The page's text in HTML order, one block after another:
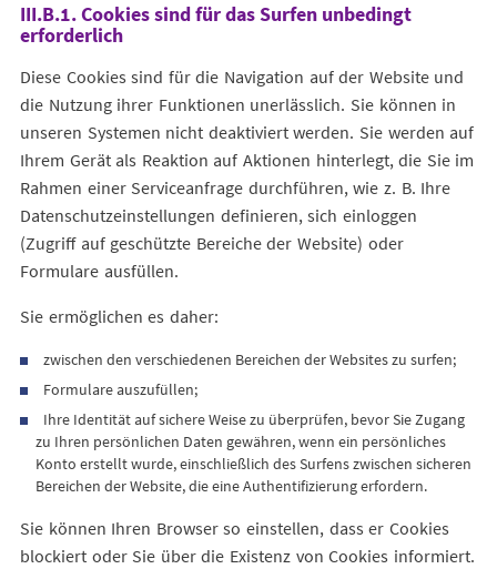
III.B.1. Cookies sind für das Surfen unbedingt
erforderlich
Diese Cookies sind für die Navigation auf der Website und
die Nutzung ihrer Funktionen unerlässlich. Sie können in
unseren Systemen nicht deaktiviert werden. Sie werden auf
Ihrem Gerät als Reaktion auf Aktionen hinterlegt, die Sie im
Rahmen einer Serviceanfrage durchführen, wie z. B. Ihre
Datenschutzeinstellungen definieren, sich einloggen
(Zugriff auf geschützte Bereiche der Website) oder
Formulare ausfüllen.
Sie ermöglichen es daher:
zwischen den verschiedenen Bereichen der Websites zu surfen;
Formulare auszufüllen;
Ihre Identität auf sichere Weise zu überprüfen, bevor Sie Zugang
zu Ihren persönlichen Daten gewähren, wenn ein persönliches
Konto erstellt wurde, einschließlich des Surfens zwischen sicheren
Bereichen der Website, die eine Authentifizierung erfordern.
Sie können Ihren Browser so einstellen, dass er Cookies
blockiert oder Sie über die Existenz von Cookies informiert.